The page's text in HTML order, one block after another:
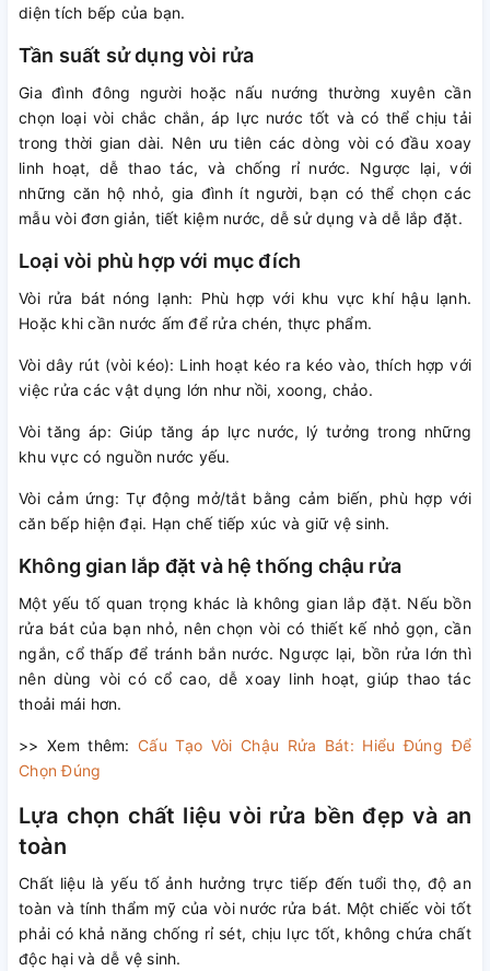
diện tích bếp của bạn.
Tần suất sử dụng vòi rửa
Gia đình đông người hoặc nấu nướng thường xuyên cần
chọn loại vòi chắc chắn, áp lực nước tốt và có thể chịu tải
trong thời gian dài. Nên ưu tiên các dòng vòi có đầu xoay
linh hoạt, dễ thao tác, và chống rỉ nước. Ngược lại, với
những căn hộ nhỏ, gia đình ít người, bạn có thể chọn các
mẫu vòi đơn giản, tiết kiệm nước, dễ sử dụng và dễ lắp đặt.
Loại vòi phù hợp với mục đích
Vòi rửa bát nóng lạnh: Phù hợp với khu vực khí hậu lạnh.
Hoặc khi cần nước ấm để rửa chén, thực phẩm.
Vòi dây rút (vòi kéo): Linh hoạt kéo ra kéo vào, thích hợp với
việc rửa các vật dụng lớn như nồi, xoong, chảo.
Vòi tăng áp: Giúp tăng áp lực nước, lý tưởng trong những
khu vực có nguồn nước yếu.
Vòi cảm ứng: Tự động mở/tắt bằng cảm biến, phù hợp với
căn bếp hiện đại. Hạn chế tiếp xúc và giữ vệ sinh.
Không gian lắp đặt và hệ thống chậu rửa
Một yếu tố quan trọng khác là không gian lắp đặt. Nếu bồn
rửa bát của bạn nhỏ, nên chọn vòi có thiết kế nhỏ gọn, cần
ngắn, cổ thấp để tránh bắn nước. Ngược lại, bồn rửa lớn thì
nên dùng vòi có cổ cao, dễ xoay linh hoạt, giúp thao tác
thoải mái hơn.
>> Xem thêm: Cấu Tạo Vòi Chậu Rửa Bát: Hiểu Đúng Để
Chọn Đúng
Lựa chọn chất liệu vòi rửa bền đẹp và an
toàn
Chất liệu là yếu tố ảnh hưởng trực tiếp đến tuổi thọ, độ an
toàn và tính thẩm mỹ của vòi nước rửa bát. Một chiếc vòi tốt
phải có khả năng chống rỉ sét, chịu lực tốt, không chứa chất
độc hại và dễ vệ sinh.